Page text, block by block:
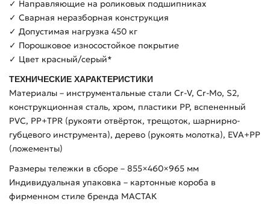
✓ Направляющие на роликовых подшипниках
✓ Сварная неразборная конструкция
✓ Допустимая нагрузка 450 кг
✓ Порошковое износостойкое покрытие
✓ Цвет красный/серый*
ТЕХНИЧЕСКИЕ ХАРАКТЕРИСТИКИ
Материалы – инструментальные стали Cr-V, Cr-Mo, S2,
конструкционная сталь, хром, пластики PP, вспененный
PVC, PP+TPR (рукояти отвёрток, трещоток, шарнирно-
губцевого инструмента), дерево (рукоять молотка), EVA+PP
(ложементы)
Размеры тележки в сборе – 855×460×965 мм
Индивидуальная упаковка – картонные короба в
фирменном стиле бренда МАСТАК